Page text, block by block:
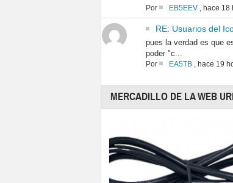
Por EB5EEV, hace 18
RE: Usuarios del
pues la verdad es que
poder "c...
Por EA5TB, hace 19
MERCADILLO DE LA WEB